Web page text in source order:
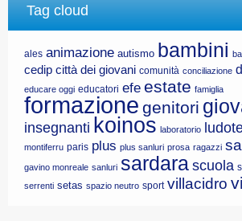
Tag cloud
ales animazione autismo bambini
cedip città dei giovani comunità conciliazione
educare oggi educatori efe estate famiglia
formazione genitori
insegnanti koinos laboratorio
montiferru paris plus plus sanluri prosa ragazzi
gavino monreale sanluri sardara scuola
serrenti setas spazio neutro sport villacidro